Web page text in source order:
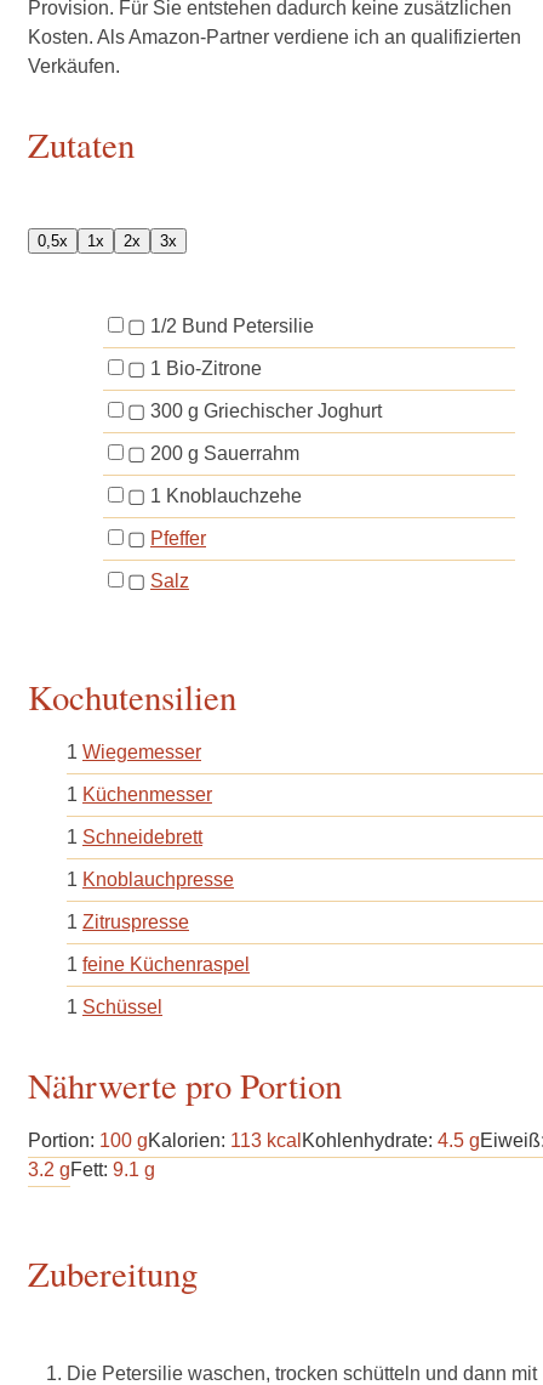
Provision. Für Sie entstehen dadurch keine zusätzlichen
Kosten. Als Amazon-Partner verdiene ich an qualifizierten
Verkäufen.
Zutaten
0,5x 1x 2x 3x
▢ 1/2 Bund Petersilie
▢ 1 Bio-Zitrone
▢ 300 g Griechischer Joghurt
▢ 200 g Sauerrahm
▢ 1 Knoblauchzehe
▢ Pfeffer
▢ Salz
Kochutensilien
1 Wiegemesser
1 Küchenmesser
1 Schneidebrett
1 Knoblauchpresse
1 Zitruspresse
1 feine Küchenraspel
1 Schüssel
Nährwerte pro Portion
Portion: 100 gKalorien: 113 kcal Kohlenhydrate: 4.5 g
3.2 gFett: 9.1 g
Zubereitung
Die Petersilie waschen, trocken schütteln und dann mit